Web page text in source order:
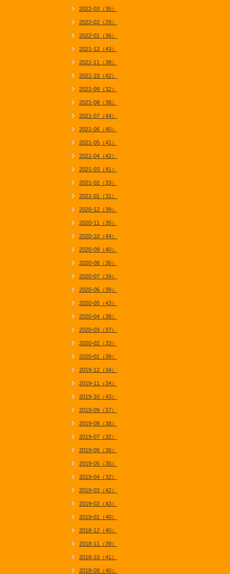
2022-03（35）
2022-02（29）
2022-01（36）
2021-12（43）
2021-11（38）
2021-10（42）
2021-09（32）
2021-08（38）
2021-07（44）
2021-06（40）
2021-05（41）
2021-04（42）
2021-03（41）
2021-02（33）
2021-01（31）
2020-12（39）
2020-11（35）
2020-10（44）
2020-09（40）
2020-08（36）
2020-07（34）
2020-06（39）
2020-05（43）
2020-04（38）
2020-03（37）
2020-02（33）
2020-01（39）
2019-12（34）
2019-11（34）
2019-10（43）
2019-09（37）
2019-08（38）
2019-07（32）
2019-06（36）
2019-05（35）
2019-04（32）
2019-03（42）
2019-02（43）
2019-01（40）
2018-12（40）
2018-11（39）
2018-10（41）
2018-09（40）